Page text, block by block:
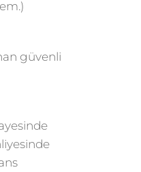
güvenli